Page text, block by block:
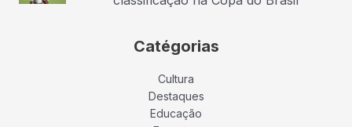
Catégorias
Cultura
Destaques
Educação